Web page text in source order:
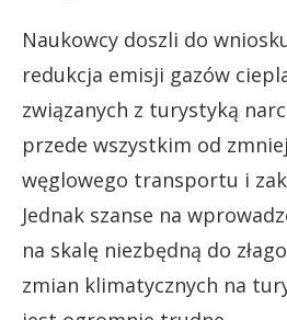
Naukowcy doszli do
redukcja emisji gazów
związanych z turystyką
przede wszystkim od
węglowego transportu i
Jednak szanse na
na skalę niezbędną do
zmian klimatycznych na